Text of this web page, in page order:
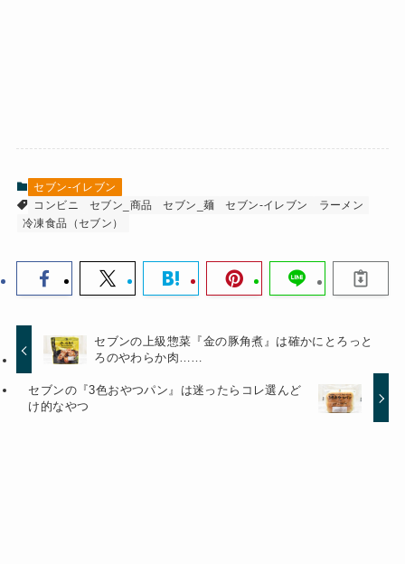
セブン-イレブン
コンビニ
セブン_商品 セブン_麺 セブン-イレブン
ラーメン
冷凍食品（セブン）
セブンの上級惣菜『金の豚角煮』は確かにとろっと
ろのやわらか肉……
セブンの『3色おやつパン』は迷ったらコレ選んど
け的なやつ